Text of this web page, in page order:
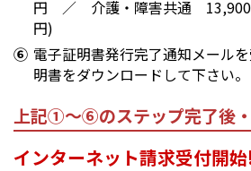
円 ／ 介護・障害共通 13,900
円)
電子証明書発行完了通知メール
明書をダウンロードして下さい。
上記①～⑥のステップ完了後・
インターネット請求受付開